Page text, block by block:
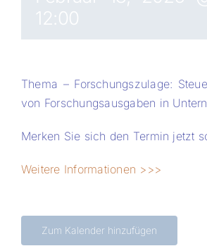
PROJECTS AND RESEARCH
INTERNATIONAL
Presse/News
Stellenbörse
12:00
Thema – Forschungszulage:
von Forschungsausgaben in
Merken Sie sich den Termin jetzt
Weitere Informationen >>>
Zum Kalender hinzufügen